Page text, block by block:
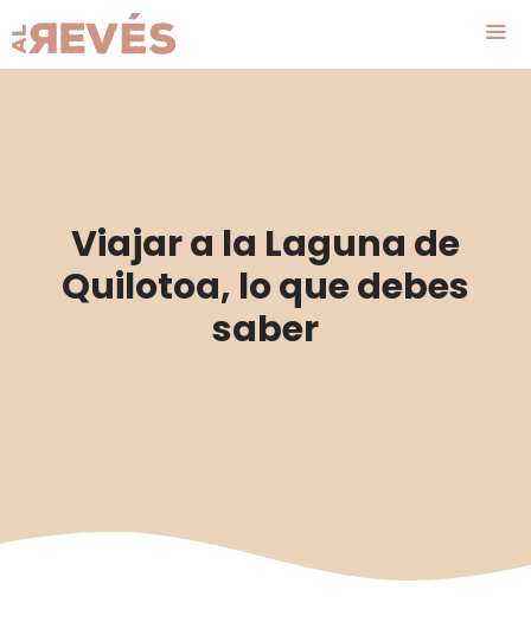
al
contenido
Viajar a la Laguna de
Quilotoa, lo que debes
saber